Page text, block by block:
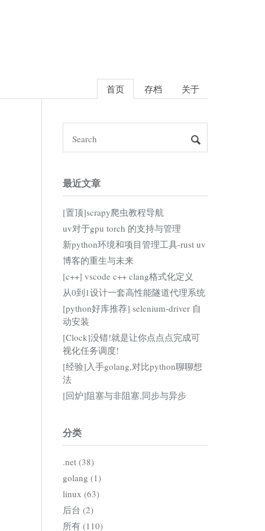
首页 存档 关于
最近文章
[置顶]scrapy爬虫教程导航
uv对于gpu torch 的支持与管理
新python环境和项目管理工具-rust uv
博客的重生与未来
[c++] vscode c++ clang格式化定义
从0到1设计一套高性能隧道代理系统
[python好库推荐] selenium-driver 自
动安装
[Clock]没错!就是让你点点点完成可
视化任务调度!
[经验]入手golang,对比python聊聊想
法
[回炉]阻塞与非阻塞,同步与异步
分类
.net (38)
golang (1)
linux (63)
后台 (2)
所有 (110)